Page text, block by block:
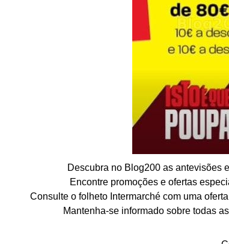
Descubra no Blog200 as antevisões
Encontre promoções e ofertas
Consulte o folheto Intermarché com uma
Mantenha-se informado sobre todas